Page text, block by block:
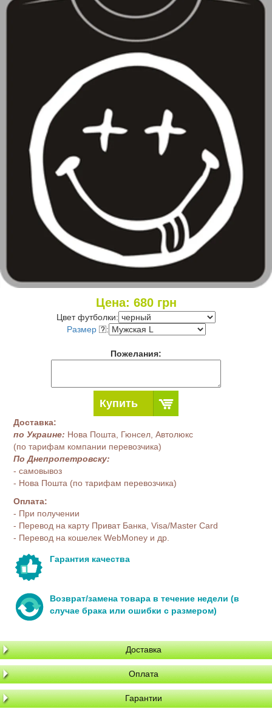
Цена: 680грн
Цвет футболки:
Размер
:
Пожелания:
Купить
Доставка:
по Украине: Нова Пошта, Гюнсел, Автолюкс
(по тарифам компании перевозчика)
По Днепропетровску:
- самовывоз
- Нова Пошта (по тарифам перевозчика)
Оплата:
- При получении
- Перевод на карту Приват Банка, Visa/Master Card
- Перевод на кошелек WebMoney и др.
Гарантия качества
Возврат/замена товара в течение недели (в
случае брака или ошибки с размером)
Доставка
Оплата
Гарантии